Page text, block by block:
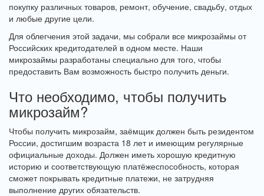
покупку различных товаров, ремонт, обучение, свадьбу, отдых
и любые другие цели.
Для облегчения этой задачи, мы собрали все микрозаймы от
Российских кредитодателей в одном месте. Наши
микрозаймы разработаны специально для того, чтобы
предоставить Вам возможность быстро получить деньги.
Что необходимо, чтобы получить
микрозайм?
Чтобы получить микрозайм, заёмщик должен быть резидентом
России, достигшим возраста 18 лет и имеющим регулярные
официальные доходы. Должен иметь хорошую кредитную
историю и соответствующую платёжеспособность, которая
сможет покрывать кредитные платежи, не затрудняя
выполнение других обязательств.